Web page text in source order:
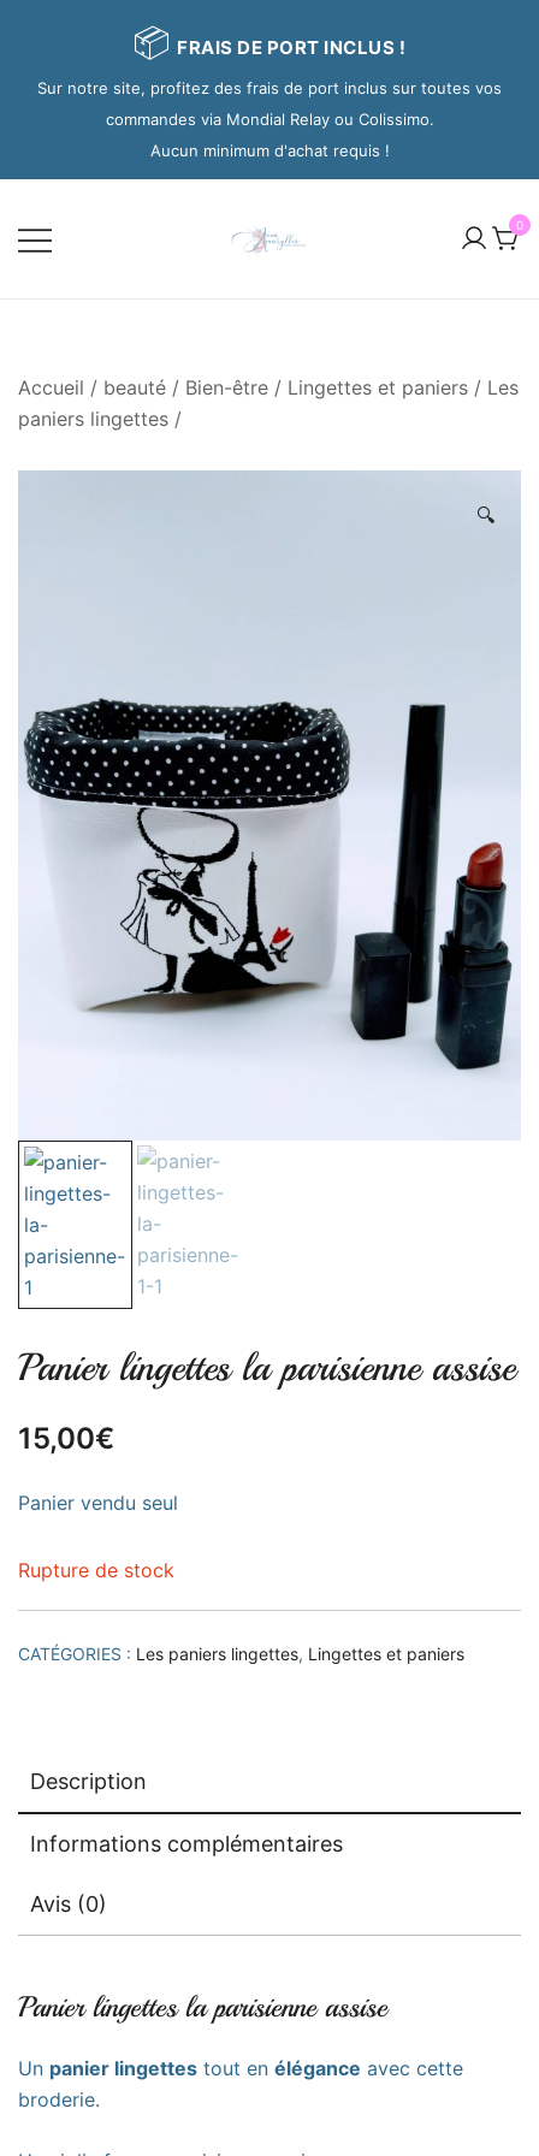
📦 FRAIS DE PORT INCLUS !
Sur notre site, profitez des frais de port inclus sur toutes vos
commandes via Mondial Relay ou Colissimo.
Aucun minimum d'achat requis !
0
Accueil / beauté / Bien-être / Lingettes et paniers / Les
paniers lingettes /
🔍
Panier lingettes la parisienne assise
15,00€
Panier vendu seul
Rupture de stock
CATÉGORIES : Les paniers lingettes, Lingettes et paniers
Description
Informations complémentaires
Avis (0)
Panier lingettes la parisienne assise
Un panier lingettes tout en élégance avec cette
broderie.